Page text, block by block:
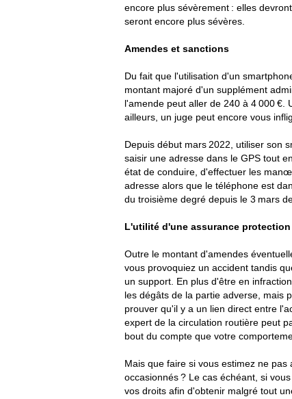
encore plus sévèrement : elles
seront encore plus sévères.
Amendes et sanctions
Du fait que l'utilisation d'un
montant majoré d'un supplément
l'amende peut aller de 240 à 4 000 €.
ailleurs, un juge peut encore vous
Depuis début mars 2022, utiliser son
saisir une adresse dans le GPS tout
état de conduire, d'effectuer les
adresse alors que le téléphone est
du troisième degré depuis le 3 mars
L'utilité d'une assurance
Outre le montant d'amendes
vous provoquiez un accident tandis
un support. En plus d'être en
les dégâts de la partie adverse, mais
prouver qu'il y a un lien direct entre
expert de la circulation routière peut
bout du compte que votre
Mais que faire si vous estimez ne
occasionnés ? Le cas échéant, si
vos droits afin d'obtenir malgré tout